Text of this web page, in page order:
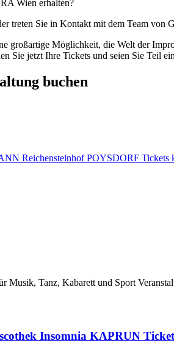
Wien erhalten?
treten Sie in Kontakt mit dem Team
großartige Möglichkeit, die Welt der
Sie jetzt Ihre Tickets und seien Sie Teil
buchen
Reichensteinhof POYSDORF Tickets
Musik, Tanz, Kabarett und Sport
Insomnia KAPRUN